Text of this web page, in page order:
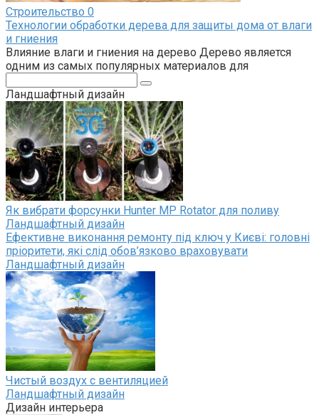
Строительство 0
Технологии обработки дерева для защиты дома от влаги
и гниения
Влияние влаги и гниения на дерево Дерево является
одним из самых популярных материалов для
Ландшафтный дизайн
Як вибрати форсунки Hunter MP Rotator для поливу
Ландшафтный дизайн
Ефективне виконання ремонту під ключ у Києві: головні
пріоритети, які слід обов’язково враховувати
Ландшафтный дизайн
Чистый воздух с вентиляцией
Ландшафтный дизайн
Дизайн интерьера